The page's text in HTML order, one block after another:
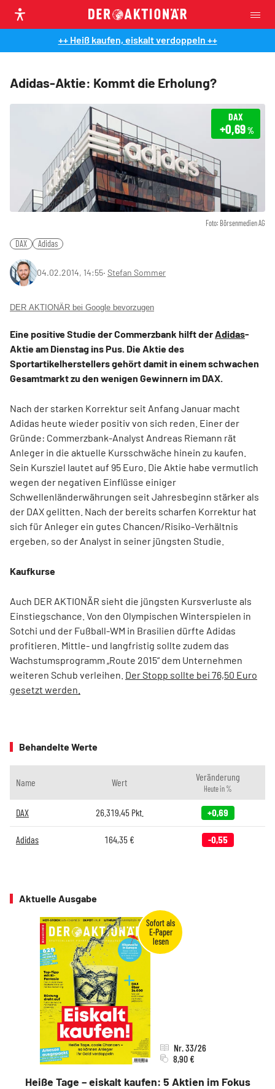
++ Heiß kaufen, eiskalt verdoppeln ++
Adidas-Aktie: Kommt die Erholung?
Foto: Börsenmedien AG
DAX
+0,69%
DAX Adidas
04.02.2014, 14:55‧ Stefan Sommer
DER AKTIONÄR bei Google bevorzugen
Eine positive Studie der Commerzbank hilft derAdidas-
Aktie am Dienstag ins Pus. Die Aktie des
Sportartikelherstellers gehört damit in einem schwachen
Gesamtmarkt zu den wenigen Gewinnern im DAX.
Nach der starken Korrektur seit Anfang Januar macht
Adidas heute wieder positiv von sich reden. Einer der
Gründe: Commerzbank-Analyst Andreas Riemann rät
Anleger in die aktuelle Kursschwäche hinein zu kaufen.
Sein Kursziel lautet auf 95 Euro. Die Aktie habe vermutlich
wegen der negativen Einflüsse einiger
Schwellenländerwährungen seit Jahresbeginn stärker als
der DAX gelitten. Nach der bereits scharfen Korrektur hat
sich für Anleger ein gutes Chancen/Risiko-Verhältnis
ergeben, so der Analyst in seiner jüngsten Studie.
Kaufkurse
Auch DER AKTIONÄR sieht die jüngsten Kursverluste als
Einstiegschance. Von den Olympischen Winterspielen in
Sotchi und der Fußball-WM in Brasilien dürfte Adidas
profitieren. Mittle- und langfristig sollte zudem das
Wachstumsprogramm „Route 2015“ dem Unternehmen
weiteren Schub verleihen. Der Stopp sollte bei 76,50 Euro
gesetzt werden.
Behandelte Werte
Name Wert Veränderung
Heute in %
DAX 26.319,45Pkt. +0,69
Adidas 164,35 € -0,55
Aktuelle Ausgabe
Heiße Tage – eiskalt kaufen: 5 Aktien im Fokus
Nr. 33/26
8,90 €